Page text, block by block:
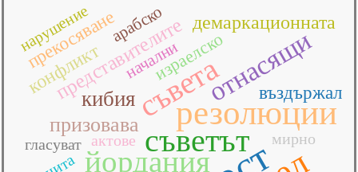
резолюции
съветът
йордания
съветаотнасящи
кибия
призовава
представителите демаркационната
конфликт въздържал
прекосяване израелско
арабско
начални
актове
гласуват мирно
нарушение